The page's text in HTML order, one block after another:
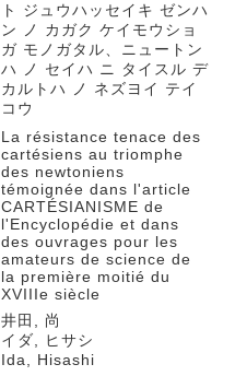
ト ジュウハッセイキ ゼンハ
ン ノ カガク ケイモウショ
ガ モノガタル、ニュートン
ハ ノ セイハ ニ タイスル デ
カルトハ ノ ネズヨイ テイ
コウ
La résistance tenace des
cartésiens au triomphe
des newtoniens
témoignée dans l'article
CARTÉSIANISME de
l'Encyclopédie et dans
des ouvrages pour les
amateurs de science de
la première moitié du
XVIIIe siècle
井田, 尚
イダ, ヒサシ
Ida, Hisashi